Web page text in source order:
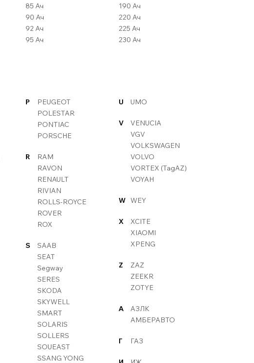
85 Ач
90 Ач
92 Ач
95 Ач
190 Ач
220 Ач
225 Ач
230 Ач
P
PEUGEOT
POLESTAR
PONTIAC
PORSCHE
R
RAM
RAVON
RENAULT
RIVIAN
ROLLS-ROYCE
ROVER
ROX
S
SAAB
SEAT
Segway
SERES
SKODA
SKYWELL
SMART
SOLARIS
SOLLERS
SOUEAST
SSANG YONG
U UMO
V
VENUCIA
VGV
VOLKSWAGEN
VOLVO
VORTEX (TagAZ)
VOYAH
W WEY
X
XCITE
XIAOMI
XPENG
Z
ZAZ
ZEEKR
ZOTYE
А
АЗЛК
АМБЕРАВТО
Г ГАЗ